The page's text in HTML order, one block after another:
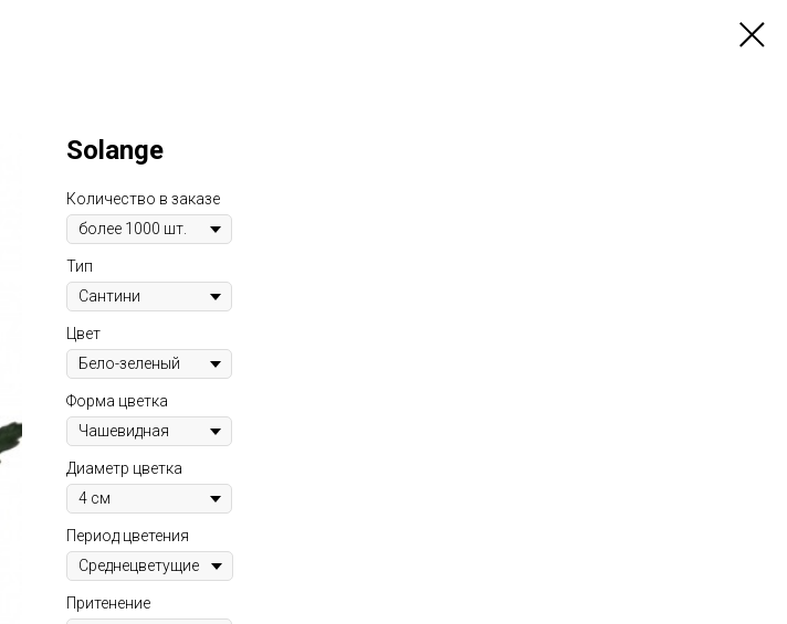
Solange
Количество в заказе
Тип
Цвет
Форма цветка
Диаметр цветка
Период цветения
Притенение